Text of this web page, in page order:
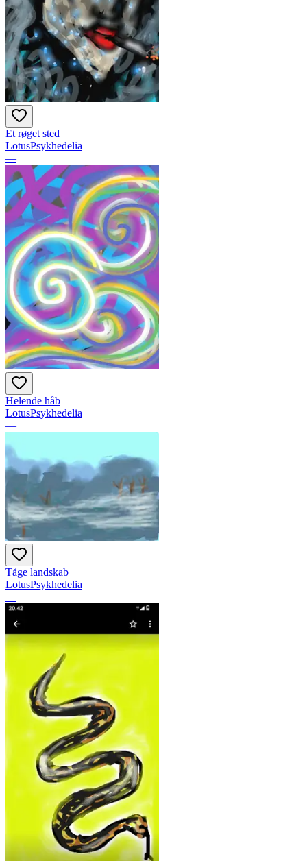
Et røget sted
LotusPsykhedelia
—
Helende håb
LotusPsykhedelia
—
Tåge landskab
LotusPsykhedelia
—